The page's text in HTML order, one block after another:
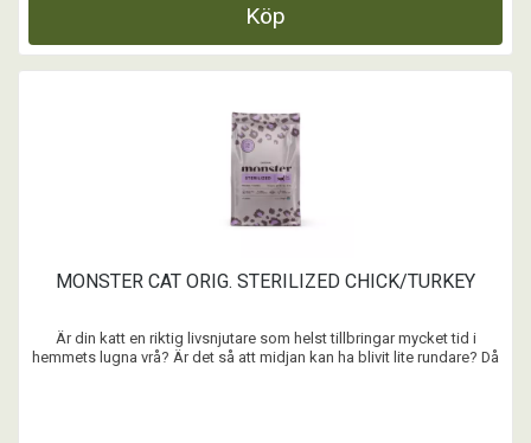
Köp
MONSTER CAT ORIG. STERILIZED CHICK/TURKEY
Är din katt en riktig livsnjutare som helst tillbringar mycket tid i
hemmets lugna vrå? Är det så att midjan kan ha blivit lite rundare? Då